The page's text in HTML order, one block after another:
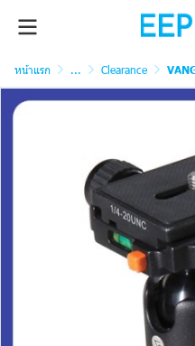
หน้าแรก ... Clearance